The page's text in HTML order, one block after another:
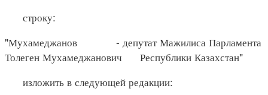
строку:
"Мухамеджанов - депутат Мажилиса Парламента
Толеген Мухамеджанович Республики Казахстан"
изложить в следующей редакции: